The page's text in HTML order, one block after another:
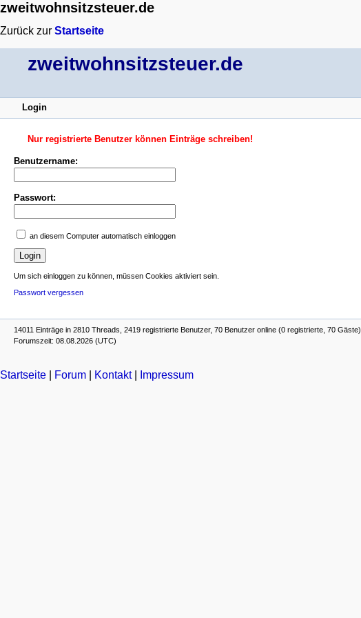
zweitwohnsitzsteuer.de
Zurück zur Startseite
zweitwohnsitzsteuer.de
Login
Nur registrierte Benutzer können Einträge schreiben!
Benutzername:
Passwort:
an diesem Computer automatisch einloggen
Um sich einloggen zu können, müssen Cookies aktiviert sein.
Passwort vergessen
14011 Einträge in 2810 Threads, 2419 registrierte Benutzer, 70 Benutzer online (0 registrierte, 70 Gäste)
Forumszeit: 08.08.2026 (UTC)
Startseite Forum Kontakt| Impressum